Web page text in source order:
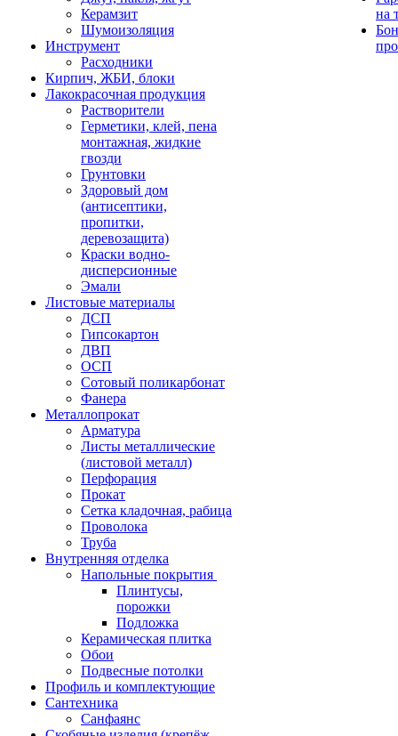
Керамзит
Шумоизоляция
Инструмент
Расходники
Кирпич, ЖБИ, блоки
Лакокрасочная продукция
Растворители
Герметики, клей, пена
монтажная, жидкие
гвозди
Грунтовки
Здоровый дом
(антисептики,
пропитки,
деревозащита)
Краски водно-
дисперсионные
Эмали
Листовые материалы
ДСП
Гипсокартон
ДВП
ОСП
Сотовый поликарбонат
Фанера
Металлопрокат
Арматура
Листы металлические
(листовой металл)
Перфорация
Прокат
Сетка кладочная, рабица
Проволока
Труба
Внутренняя отделка
Напольные покрытия
Плинтусы,
порожки
Подложка
Керамическая плитка
Обои
Подвесные потолки
Профиль и комплектующие
Сантехника
Санфаянс
на